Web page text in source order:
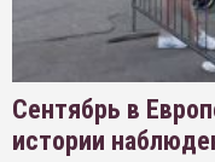
Сентябрь в
истории